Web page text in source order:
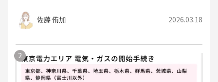
佐藤 侑加 2026.03.18